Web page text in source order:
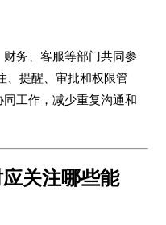
务、客服等部门共同参
、提醒、审批和权限管
工作，减少重复沟通和
关注哪些能